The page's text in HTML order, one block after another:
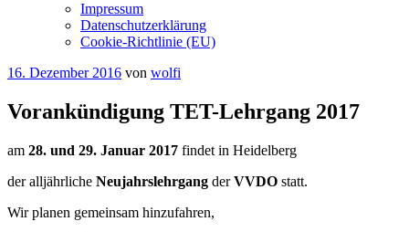
Impressum
Datenschutzerklärung
Cookie-Richtlinie (EU)
Veröffentlicht
16. Dezember 2016 von wolfi
Vorankündigung TET-Lehrgang 2017
am 28. und 29. Januar 2017 findet in Heidelberg
der alljährliche Neujahrslehrgang derVVDO statt.
Wir planen gemeinsam hinzufahren,